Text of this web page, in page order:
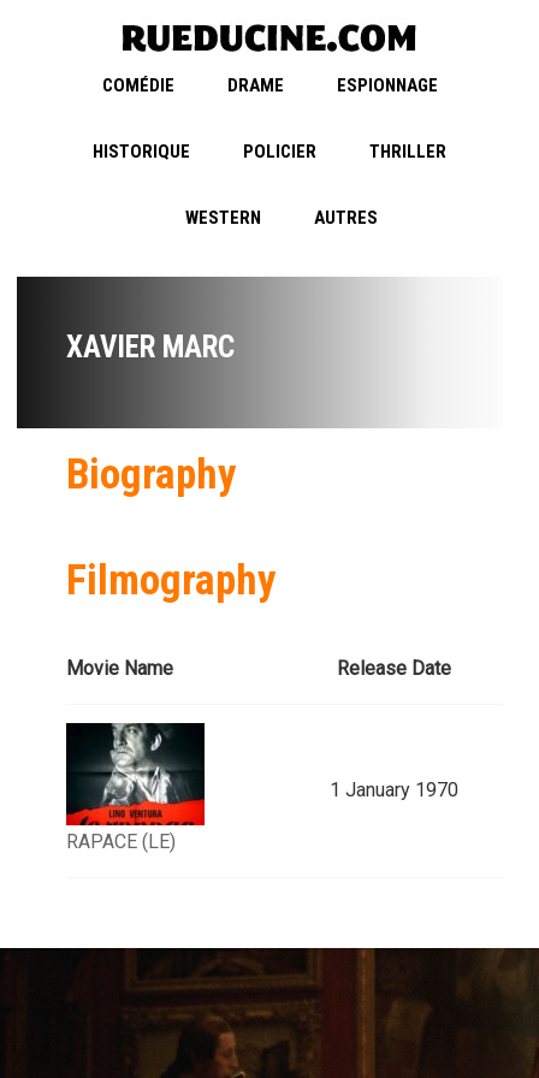
COMÉDIE DRAME ESPIONNAGE
HISTORIQUE POLICIER THRILLER
WESTERN AUTRES
XAVIER MARC
Biography
Filmography
Movie Name Release Date
RAPACE (LE)
1 January 1970